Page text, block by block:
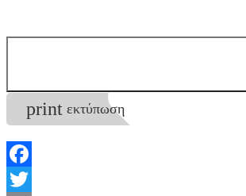
print εκτύπωση
Facebook